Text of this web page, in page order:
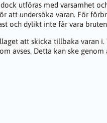
utföras med varsamhet
att undersöka varan. För
och dylikt inte får vara
att skicka tillbaka varan
avses. Detta kan ske